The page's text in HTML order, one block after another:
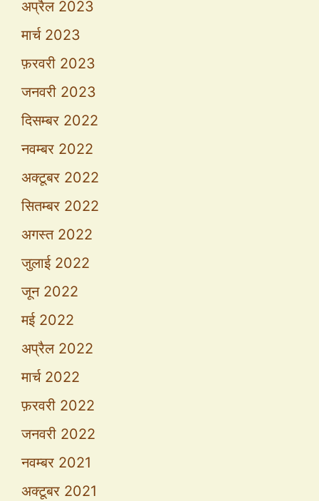
अप्रैल 2023
मार्च 2023
फ़रवरी 2023
जनवरी 2023
दिसम्बर 2022
नवम्बर 2022
अक्टूबर 2022
सितम्बर 2022
अगस्त 2022
जुलाई 2022
जून 2022
मई 2022
अप्रैल 2022
मार्च 2022
फ़रवरी 2022
जनवरी 2022
नवम्बर 2021
अक्टूबर 2021